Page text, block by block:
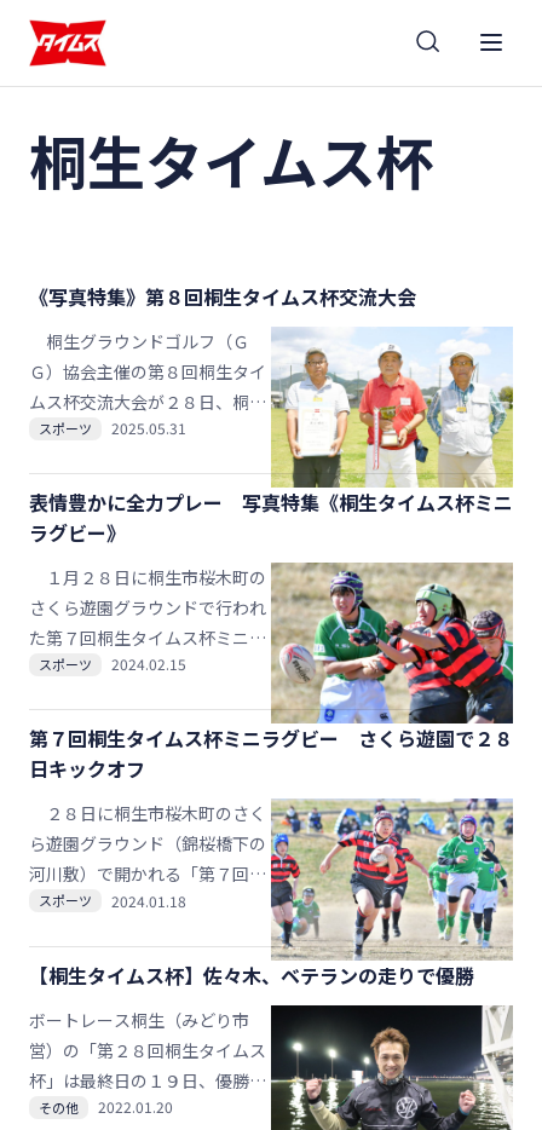
桐生タイムス杯
《写真特集》第８回桐生タイムス杯交流大会
桐生グラウンドゴルフ（Ｇ
Ｇ）協会主催の第８回桐生タイ
ムス杯交流大会が２８日、桐生
市相生町三丁目のユーユー広場
を受け、１９１人が打ったり歩
いたり、悔やんだり笑ったり
満喫した。
スポーツ 2025.05.31
表情豊かに全力プレー 写真特集《桐生タイムス杯ミニ
ラグビー》
１月２８日に桐生市桜木町の
さくら遊園グラウンドで行われ
た第７回桐生タイムス杯ミニラ
グビー大会（桐生ラグビー協会
桐生ジュニア、伊勢崎、館林、
足利の各ラグビースクールに所
２３０人が、表情豊かに全力プ
レーで熱戦を繰り広げた。その
奮闘ぶりを写真で振り返る。未
掲載写真を含めた全写真は専用
スポーツ 2024.02.15
第７回桐生タイムス杯ミニラグビー さくら遊園で２８
日キックオフ
２８日に桐生市桜木町のさく
ら遊園グラウンド（錦桜橋下の
河川敷）で開かれる「第７回桐
生タイムス杯ミニラグビー大
桐生タイムス社共催）。桐生近
Ｓ）の小学生と幼児ら約２３０
人のラガーたちが、年代別に分
かれて熱戦を繰り広げ、ラン・
パス・キックを駆使してグラウ
スポーツ 2024.01.18
【桐生タイムス杯】佐々木、ベテランの走りで優勝
ボートレース桐生（みどり市
営）の「第２８回桐生タイムス
杯」は最終日の１９日、優勝戦
を行い、１号艇のＡ１級・佐々
その他 2022.01.20